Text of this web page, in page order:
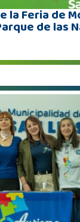
la Feria de
de las